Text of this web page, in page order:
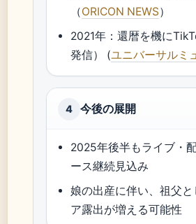
（ORICON NEWS）
2021年：還暦を機に
発信） (ユニバーサルミ
4 今後の展開
2025年後半もライブ・
ース継続見込み
娘の出産に伴い、祖父と
ア露出が増える可能性